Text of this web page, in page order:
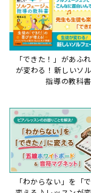
サイトからの
ータにつ
2026年7月27日
本件は、ディ
タショップと
様への重要な